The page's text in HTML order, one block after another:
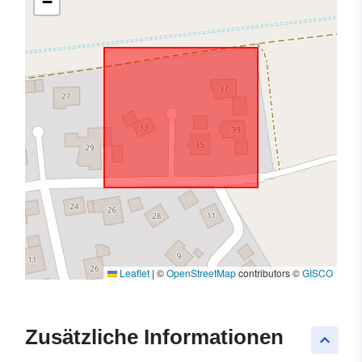
Leaflet | ©OpenStreetMapcontributors ©GISCO
keyboard_arrow_up
Zusätzliche Informationen